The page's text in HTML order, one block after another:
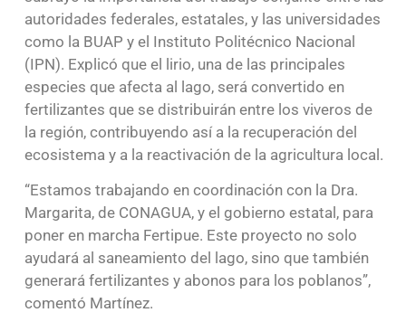
autoridades federales, estatales, y las universidades
como la BUAP y el Instituto Politécnico Nacional
(IPN). Explicó que el lirio, una de las principales
especies que afecta al lago, será convertido en
fertilizantes que se distribuirán entre los viveros de
la región, contribuyendo así a la recuperación del
ecosistema y a la reactivación de la agricultura local.
“Estamos trabajando en coordinación con la Dra.
Margarita, de CONAGUA, y el gobierno estatal, para
poner en marcha Fertipue. Este proyecto no solo
ayudará al saneamiento del lago, sino que también
generará fertilizantes y abonos para los poblanos”,
comentó Martínez.